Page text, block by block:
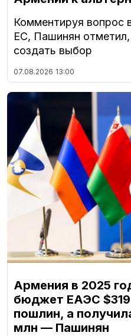
Комментируя
ЕС, Пашинян
создать выбор
07.08.2026 13:00
Армения в 2025
бюджет ЕАЭС
пошлин, а
млн — Пашинян